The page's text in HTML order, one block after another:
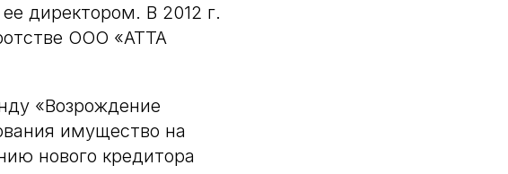
директором. В 2012 г.
ООО «АТТА
«Возрождение
имущество на
нового кредитора